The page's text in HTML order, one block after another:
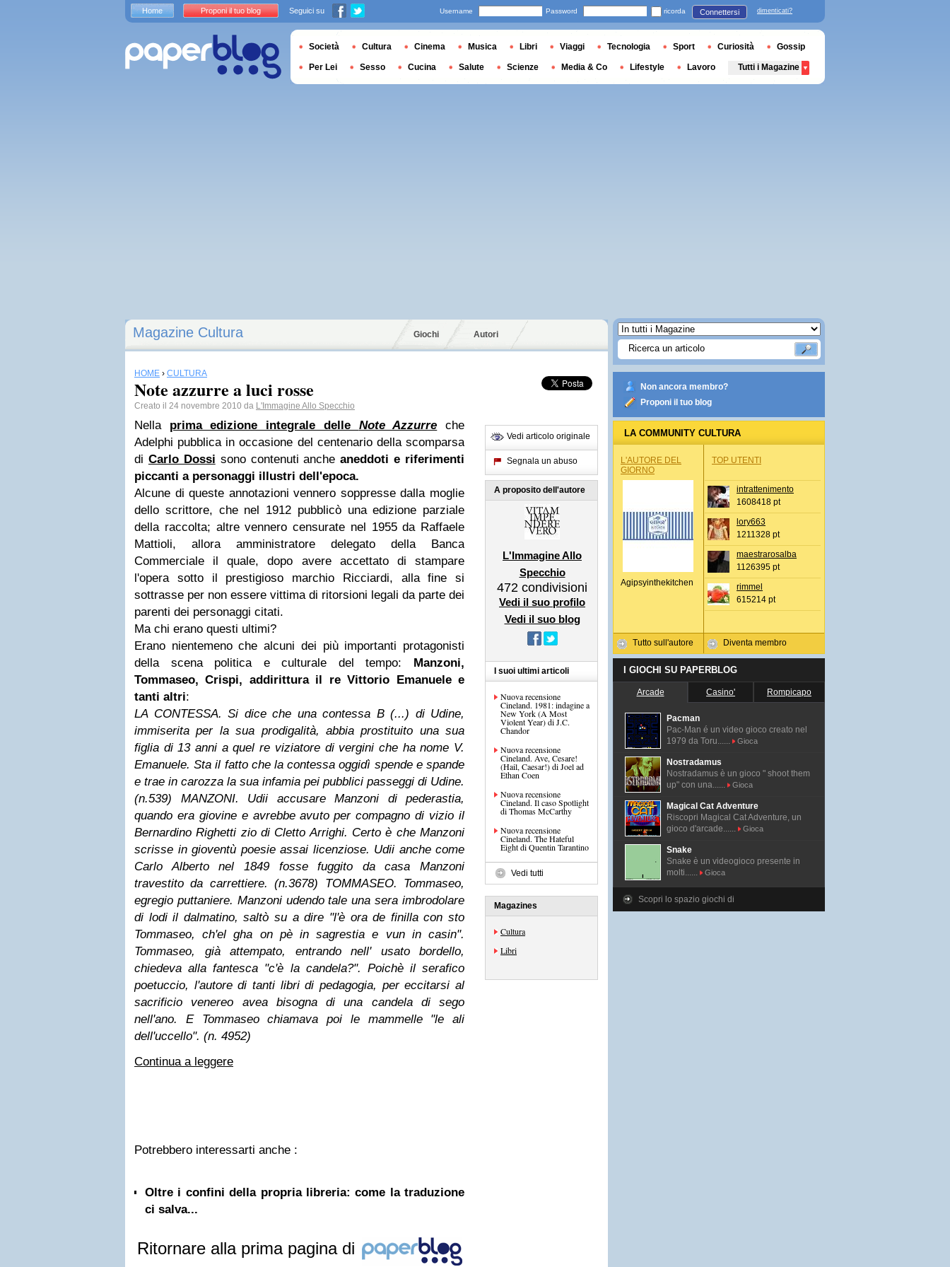
Magazine Cultura Giochi Autori
HOME › CULTURA
Note azzurre a luci rosse
Creato il 24 novembre 2010 da L'Immagine Allo Specchio
Nella prima edizione integrale delle Note Azzurre
che
Adelphi pubblica in occasione del centenario della scomparsa
di Carlo Dossi sono contenuti ancheaneddoti e riferimenti
piccanti a personaggi illustri dell'epoca.
Alcune di queste annotazioni vennero soppresse dalla moglie
dello scrittore, che nel 1912 pubblicò una edizione parziale
della raccolta; altre vennero censurate nel 1955 da Raffaele
Mattioli, allora amministratore delegato della Banca
Commerciale il quale, dopo avere accettato di stampare
l'opera sotto il prestigioso marchio Ricciardi, alla fine si
sottrasse per non essere vittima di ritorsioni legali da parte dei
parenti dei personaggi citati.
Ma chi erano questi ultimi?
Erano nientemeno che alcuni dei più importanti protagonisti
della scena politica e culturale del tempo: Manzoni,
Tommaseo, Crispi, addirittura il re Vittorio Emanuele e
tanti altri:
LA CONTESSA. Si dice che una contessa B (...) di Udine,
immiserita per la sua prodigalità, abbia prostituito una sua
figlia di 13 anni a quel re viziatore di vergini che ha nome V.
Emanuele. Sta il fatto che la contessa oggidì spende e spande
e trae in carozza la sua infamia pei pubblici passeggi di Udine.
(n.539) MANZONI. Udii accusare Manzoni di pederastia,
quando era giovine e avrebbe avuto per compagno di vizio il
Bernardino Righetti zio di Cletto Arrighi. Certo è che Manzoni
scrisse in gioventù poesie assai licenziose. Udii anche come
Carlo Alberto nel 1849 fosse fuggito da casa Manzoni
travestito da carrettiere. (n.3678) TOMMASEO. Tommaseo,
egregio puttaniere. Manzoni udendo tale una sera imbrodolare
di lodi il dalmatino, saltò su a dire "l'è ora de finilla con sto
Tommaseo, ch'el gha on pè in sagrestia e vun in casin".
Tommaseo, già attempato, entrando nell' usato bordello,
chiedeva alla fantesca "c'è la candela?". Poichè il serafico
poetuccio, l'autore di tanti libri di pedagogia, per eccitarsi al
sacrificio venereo avea bisogna di una candela di sego
nell'ano. E Tommaseo chiamava poi le mammelle "le ali
dell'uccello". (n. 4952)
Continua a leggere
Potrebbero interessarti anche :
Oltre i confini della propria libreria: come la traduzione
ci salva...
Ritornare alla prima pagina di
Vedi articolo originale
Segnala un abuso
A proposito dell'autore
L'Immagine Allo
Specchio
472 condivisioni
Vedi il suo profilo
Vedi il suo blog
I suoi ultimi articoli
Nuova recensione
Cineland. 1981: indagine a
New York (A Most
Violent Year) di J.C.
Chandor
Nuova recensione
Cineland. Ave, Cesare!
(Hail, Caesar!) di Joel ad
Ethan Coen
Nuova recensione
Cineland. Il caso Spotlight
di Thomas McCarthy
Nuova recensione
Cineland. The Hateful
Eight di Quentin Tarantino
Vedi tutti
Magazines
Cultura
Libri
Non ancora membro?
Proponi il tuo blog
LA COMMUNITY CULTURA
L'AUTORE DEL
GIORNO
Agipsyinthekitchen
Tutto sull'autore
TOP UTENTI
intrattenimento
1608418 pt
lory663
1211328 pt
maestrarosalba
1126395 pt
rimmel
615214 pt
Diventa membro
I GIOCHI SU PAPERBLOG
Arcade Casino' Rompicapo
Pacman
Pac-Man é un video gioco creato nel
1979 da Toru......
Gioca
Nostradamus
Nostradamus è un gioco " shoot them
up" con una......
Gioca
Magical Cat Adventure
Riscopri Magical Cat Adventure, un
gioco d'arcade......
Gioca
Snake
Snake è un videogioco presente in
molti......
Gioca
Scopri lo spazio giochi di
Home Proponi il tuo blog Seguici su Username Password ricorda Connettersi dimenticati?
Società Cultura Cinema Musica Libri Viaggi Tecnologia Sport Curiosità Gossip
Per Lei Sesso Cucina Salute Scienze Media & Co Lifestyle Lavoro Tutti i Magazine